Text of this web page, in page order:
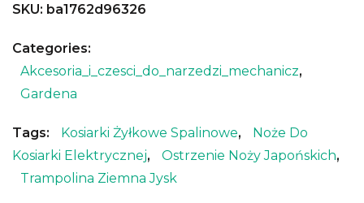
SKU: ba1762d96326
Categories:
Akcesoria_i_czesci_do_narzedzi_mechanicz,
Gardena
Tags: Kosiarki Żyłkowe Spalinowe,
Noże Do
Kosiarki Elektrycznej, Ostrzenie Noży Japońskich,
Trampolina Ziemna Jysk